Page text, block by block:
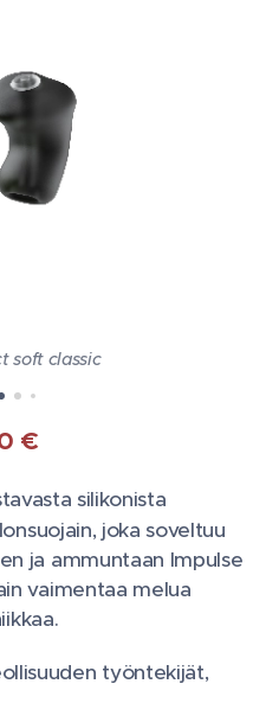
soft classic
€
silikonista
joka soveltuu
ja ammuntaan Impulse
vaimentaa melua
työntekijät,